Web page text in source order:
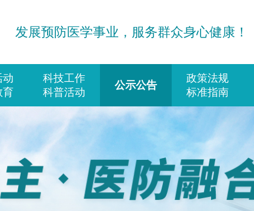
发展预防医学事业，服务群众身心健康！
动
育
科技工作
科普活动
公示公告
政策法规
标准指南